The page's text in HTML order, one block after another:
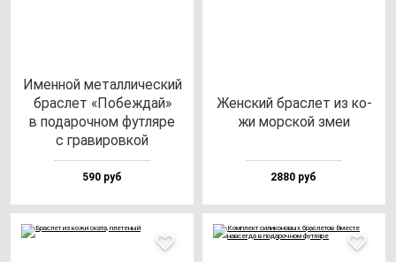
Имен­ной ме­тал­ли­чес­кий
брас­лет «Побеж­дай»
в по­да­роч­ном фут­ля­ре
с гра­ви­ров­кой
590 руб
Жен­ский брас­лет из ко­
жи мор­ской змеи
2880 руб